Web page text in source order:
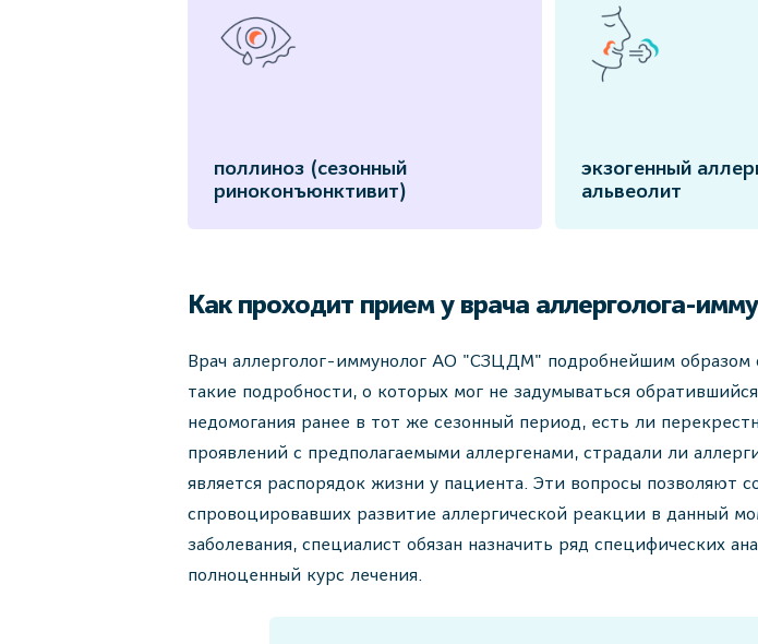
поллиноз (сезонный
риноконъюнктивит)
экзогенный
альвеолит
Как проходит прием у врача аллерголога-
Врач аллерголог-иммунолог АО "СЗЦДМ" подробнейшим образом
такие подробности, о которых мог не задумываться
недомогания ранее в тот же сезонный период, есть ли
проявлений с предполагаемыми аллергенами, страдали ли
является распорядок жизни у пациента. Эти вопросы позволяют
спровоцировавших развитие аллергической реакции в данный
заболевания, специалист обязан назначить ряд специфических
полноценный курс лечения.